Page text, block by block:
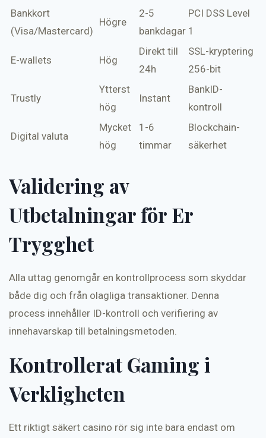
Bankkort
(Visa/Mastercard)
Högre
2-5
bankdagar
PCI DSS Level
1
E-wallets Hög
Direkt till
24h
SSL-kryptering
256-bit
Trustly
Ytterst
hög
Instant
BankID-
kontroll
Digital valuta
Mycket
hög
1-6
timmar
Blockchain-
säkerhet
Validering av
Utbetalningar för Er
Trygghet
Alla uttag genomgår en kontrollprocess som skyddar
både dig och från olagliga transaktioner. Denna
process innehåller ID-kontroll och verifiering av
innehavarskap till betalningsmetoden.
Kontrollerat Gaming i
Verkligheten
Ett riktigt säkert casino rör sig inte bara endast om